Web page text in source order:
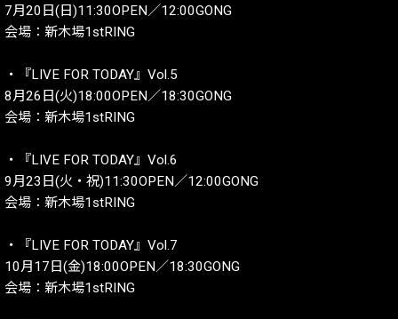
7月20日(日)11:30OPEN／12:00GONG
会場：新木場1stRING
・『LIVE FOR TODAY』Vol.5
8月26日(火)18:00OPEN／18:30GONG
会場：新木場1stRING
・『LIVE FOR TODAY』Vol.6
9月23日(火・祝)11:30OPEN／12:00GONG
会場：新木場1stRING
・『LIVE FOR TODAY』Vol.7
10月17日(金)18:00OPEN／18:30GONG
会場：新木場1stRING